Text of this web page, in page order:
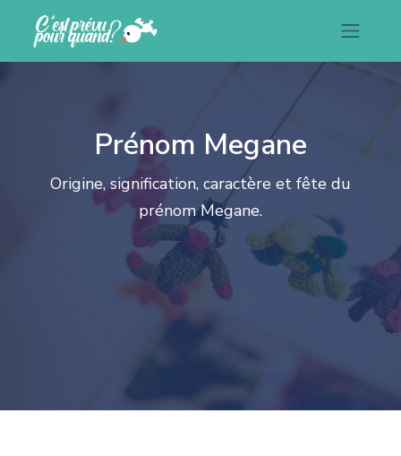
Prénom Megane
Origine, signification, caractère et fête du
prénom Megane.